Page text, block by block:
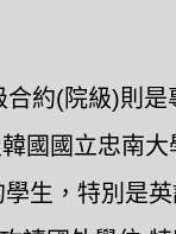
約(院級)則是
國國立忠南
生，特別是